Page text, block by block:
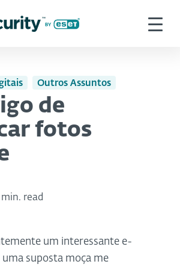
Outros Assuntos
de
fotos
read
um interessante e-
uma suposta moça me